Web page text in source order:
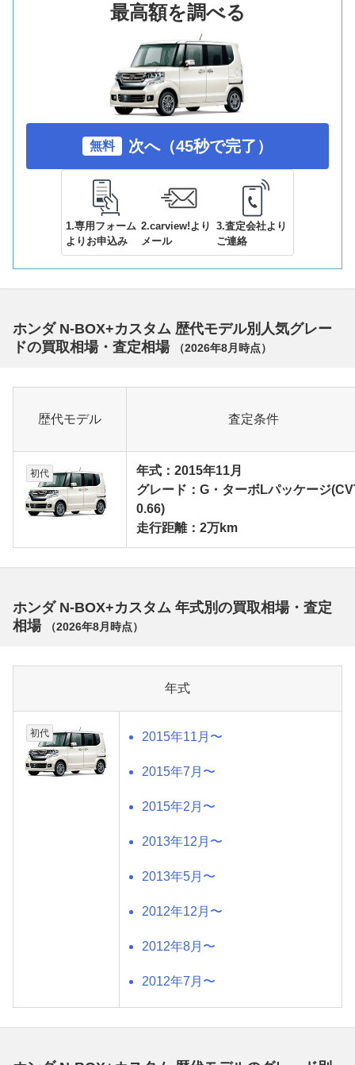
最高額を調べる
無料 次へ（45秒で完了）
1.専用フォーム
よりお申込み
2.carview!より
メール
3.査定会社より
ご連絡
ホンダ N-BOX+カスタム 歴代モデル別人気グレー
ドの買取相場・査定相場
（2026年8月 時点）
歴代モデル 査定条件
初代
年式：2015年11月
グレード：G・ターボLパッケージ
0.66)
走行距離：2万km
ホンダ N-BOX+カスタム 年式別の買取相場・査定
相場
（2026年8月 時点）
年式
初代 2015年11月〜
2015年7月〜
2015年2月〜
2013年12月〜
2013年5月〜
2012年12月〜
2012年8月〜
2012年7月〜